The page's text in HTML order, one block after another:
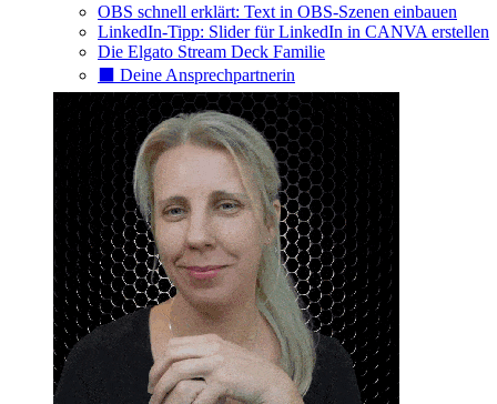
OBS schnell erklärt: Text in OBS-Szenen einbauen
LinkedIn-Tipp: Slider für LinkedIn in CANVA erstellen
Die Elgato Stream Deck Familie
⬛️ Deine Ansprechpartnerin